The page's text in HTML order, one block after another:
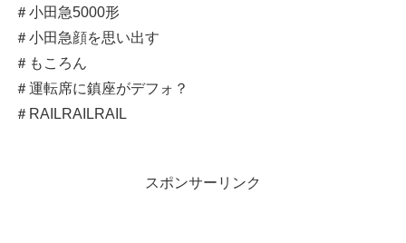
＃小田急5000形
＃小田急顔を思い出す
＃もころん
＃運転席に鎮座がデフォ？
＃RAILRAILRAIL
スポンサーリンク